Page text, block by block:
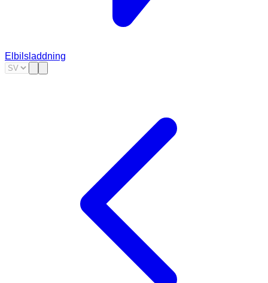
Elbilsladdning